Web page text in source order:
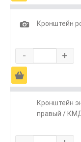
1
Кронштейн
- +
Ä
Кронштейн
правый /